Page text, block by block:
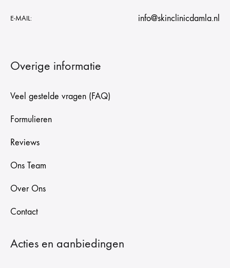
E-MAIL: info@skinclinicdamla.nl
Overige informatie
Veel gestelde vragen (FAQ)
Formulieren
Reviews
Ons Team
Over Ons
Contact
Acties en aanbiedingen